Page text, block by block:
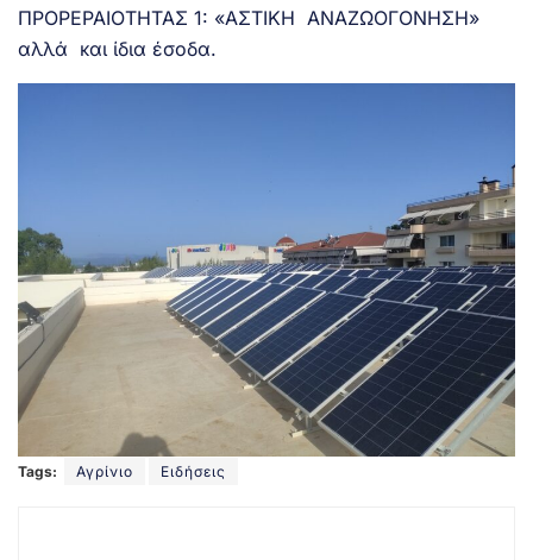
ΠΡΟΡΕΡΑΙΟΤΗΤΑΣ 1: «ΑΣΤΙΚΗ ΑΝΑΖΩΟΓΟΝΗΣΗ»
αλλά και ίδια έσοδα.
Tags: Αγρίνιο Ειδήσεις